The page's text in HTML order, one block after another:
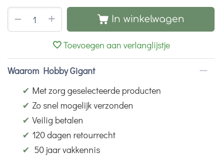
+
− In winkelwagen
Toevoegen aan verlanglijstje
Waarom Hobby Gigant
✔ Met zorg geselecteerde producten
✔ Zo snel mogelijk verzonden
✔ Veilig betalen
✔ 120 dagen retourrecht
✔ 50 jaar vakkennis